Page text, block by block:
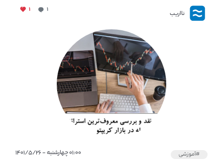
نااریب ۱ ۱
#آموزشی ۰۱:۰۰ چهارشنبه - ۱۴۰۱/۵/۲۶